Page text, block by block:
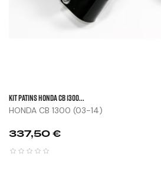
KIT PATINS HONDA CB 1300...
HONDA CB 1300 (03-14)
Prix
337,50 €